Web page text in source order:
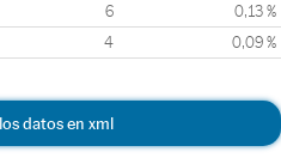
6 0,13 %
4 0,09 %
datos en xml